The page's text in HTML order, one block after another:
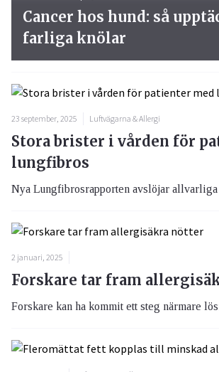
Cancer hos hund: så
farliga knölar
23 september, 2025 Luftvägarna & Allergi
Stora brister i vården för
lungfibros
Nya Lungfibrosrapporten avslöjar allvarliga
2 januari, 2025
Forskare tar fram
Forskare kan ha kommit ett steg närmare